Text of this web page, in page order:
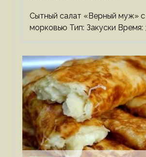
Сытный салат «Верный муж» с
морковью Тип: Закуски Время: